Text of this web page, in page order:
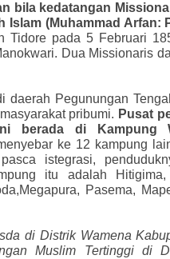
bila kedatangan
Islam (Muhammad Arfan:
Tidore pada 5 Februari
Dua Missionaris
daerah Pegunungan
pribumi. Pusat
berada di Kampung
ke 12 kampung
istegrasi,
itu adalah
Pasema,
di Distrik Wamena
Muslim Tertinggi di